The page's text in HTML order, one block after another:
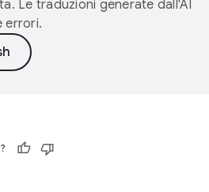
Le traduzioni generate dall'AI
errori.